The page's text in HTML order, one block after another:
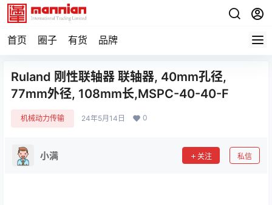
首页 圈子 有货 品牌
Ruland 刚性联轴器 联轴器, 40mm孔径,
77mm外径, 108mm长,MSPC-40-40-F
机械动力传输 24年5月14日 0
小满 关注 私信